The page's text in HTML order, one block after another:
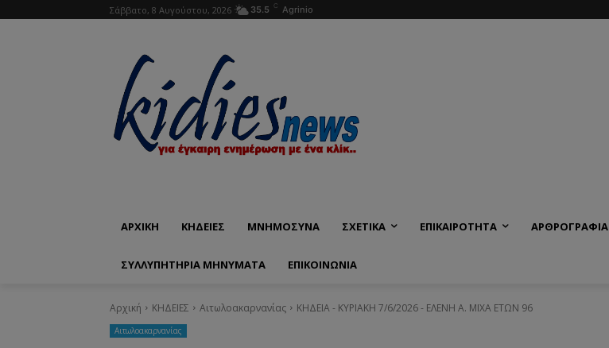
Σάββατο, 8 Αυγούστου, 2026 35.5 C Agrinio
ΑΡΧΙΚΗ ΚΗΔΕΙΕΣ ΜΝΗΜΟΣΥΝΑ ΣΧΕΤΙΚΑ ΕΠΙΚΑΙΡΟΤΗΤΑ ΑΡΘΡΟΓΡΑΦΙΑ
ΣΥΛΛΥΠΗΤΗΡΙΑ ΜΗΝΥΜΑΤΑ ΕΠΙΚΟΙΝΩΝΊΑ
Αρχική ΚΗΔΕΙΕΣ Aιτωλοακαρνανίας ΚΗΔΕΙΑ - ΚΥΡΙΑΚΗ 7/6/2026 - ΕΛΕΝΗ Α. ΜΙΧΑ ΕΤΩΝ 96
Aιτωλοακαρνανίας